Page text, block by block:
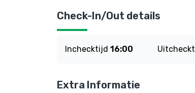
Check-In/Out details
Inchecktijd 16:00
Extra Informatie